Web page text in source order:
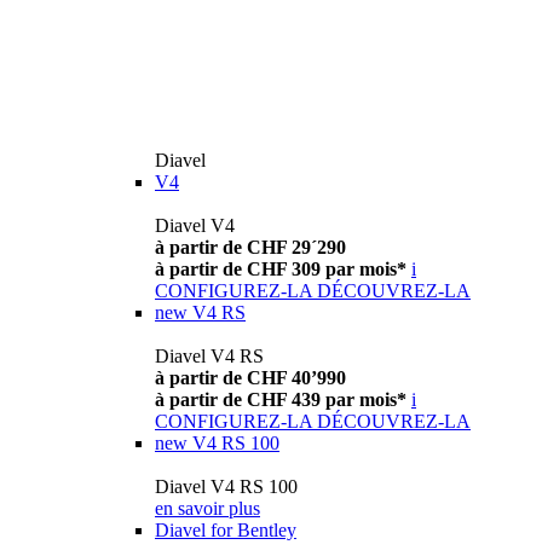
Diavel
V4
Diavel V4
à partir de CHF 29´290
à partir de CHF 309 par mois* i
CONFIGUREZ-LA DÉCOUVREZ-LA
new V4 RS
Diavel V4 RS
à partir de CHF 40’990
à partir de CHF 439 par mois* i
CONFIGUREZ-LA DÉCOUVREZ-LA
new V4 RS 100
Diavel V4 RS 100
en savoir plus
Diavel for Bentley